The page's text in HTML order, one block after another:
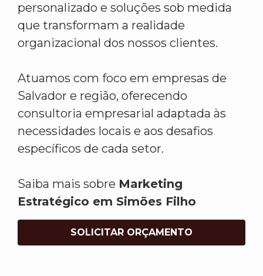
personalizado e soluções sob medida
que transformam a realidade
organizacional dos nossos clientes.
Atuamos com foco em empresas de
Salvador e região, oferecendo
consultoria empresarial adaptada às
necessidades locais e aos desafios
específicos de cada setor.
Saiba mais sobre Marketing
Estratégico em Simões Filho
SOLICITAR ORÇAMENTO